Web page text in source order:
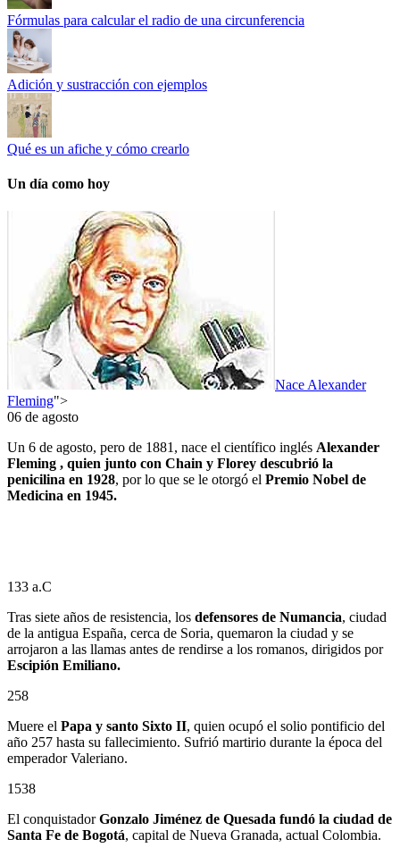
Fórmulas para calcular el radio de una circunferencia
Adición y sustracción con ejemplos
Qué es un afiche y cómo crearlo
Un día como hoy
Nace Alexander
Fleming">
06 de agosto
Un 6 de agosto, pero de 1881, nace el científico inglés Alexander
Fleming , quien junto con Chain y Florey descubrió la
penicilina en 1928, por lo que se le otorgó el Premio Nobel de
Medicina en 1945.
133 a.C
Tras siete años de resistencia, los defensores de Numancia, ciudad
de la antigua España, cerca de Soria, quemaron la ciudad y se
arrojaron a las llamas antes de rendirse a los romanos, dirigidos por
Escipión Emiliano.
258
Muere el Papa y santo Sixto II, quien ocupó el solio pontificio del
año 257 hasta su fallecimiento. Sufrió martirio durante la época del
emperador Valeriano.
1538
El conquistadorGonzalo Jiménez de Quesada fundó la ciudad de
Santa Fe de Bogotá, capital de Nueva Granada, actual Colombia.